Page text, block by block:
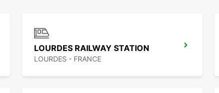
LOURDES RAILWAY STATION
LOURDES - FRANCE